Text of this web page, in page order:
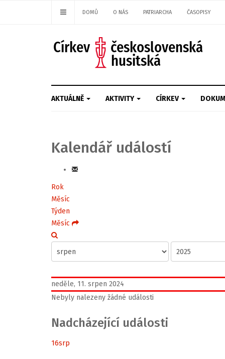
DOMŮ O NÁS PATRIARCHA ČASOPISY
AKTUÁLNĚ AKTIVITY CÍRKEV
Kalendář událostí
Rok
Měsíc
Týden
Měsíc
neděle, 11. srpen 2024
Nebyly nalezeny žádné události
Nadcházející události
16srp